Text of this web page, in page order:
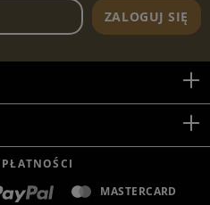
Adres e-mailowy biuletynu
ZALOGUJ SIĘ
MASTERCARD